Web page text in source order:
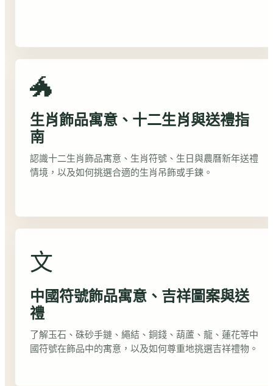
🐲
生肖飾品寓意、十二生肖與送禮指
南
認識十二生肖飾品寓意、生肖符號、生日與農曆新年送禮
情境，以及如何挑選合適的生肖吊飾或手鍊。
文
中國符號飾品寓意、吉祥圖案與送
禮
了解玉石、硃砂手鏈、繩結、銅錢、葫蘆、龍、蓮花等中
國符號在飾品中的寓意，以及如何尊重地挑選吉祥禮物。